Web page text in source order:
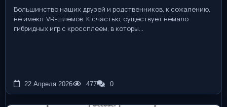
Большинство наших друзей и родственников, к сожалению,
не имеют VR-шлемов. К счастью, существует немало
гибридных игр с кроссплеем, в которы...
22 Апреля 2026 477 0